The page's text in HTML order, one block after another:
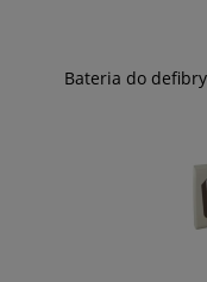
Bateria do